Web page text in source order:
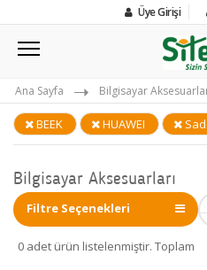
Üye Girişi
Ana Sayfa Bilgisayar
BEEK HUAWEI
Bilgisayar Aksesuarları
Filtre Seçenekleri
0 adet ürün listelenmiştir. Toplam